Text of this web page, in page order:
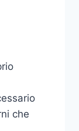
che